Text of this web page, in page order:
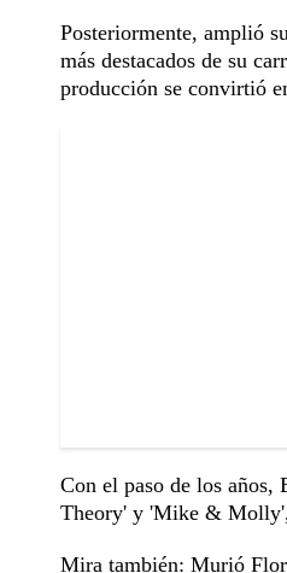
Posteriormente, amplió
más destacados de su
producción se convirtió
Con el paso de los
Theory' y 'Mike & Molly',
Mira también: Murió Flor